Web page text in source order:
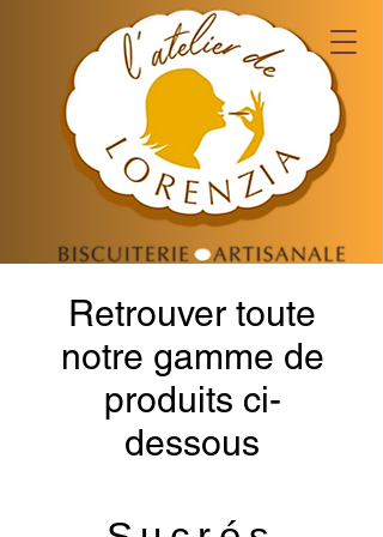
Retrouver toute
notre gamme de
produits ci-
dessous